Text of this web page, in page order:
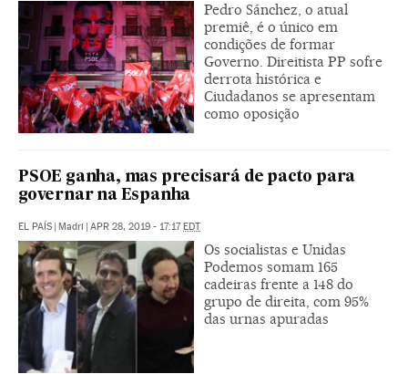
Pedro Sánchez, o atual
premiê, é o único em
condições de formar
Governo. Direitista PP sofre
derrota histórica e
Ciudadanos se apresentam
como oposição
PSOE ganha, mas precisará de pacto para
governar na Espanha
EL PAÍS Madri APR 28, 2019 - 17:17 EDT
Os socialistas e Unidas
Podemos somam 165
cadeiras frente a 148 do
grupo de direita, com 95%
das urnas apuradas